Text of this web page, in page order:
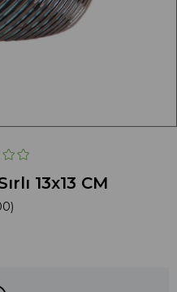
13x13 CM